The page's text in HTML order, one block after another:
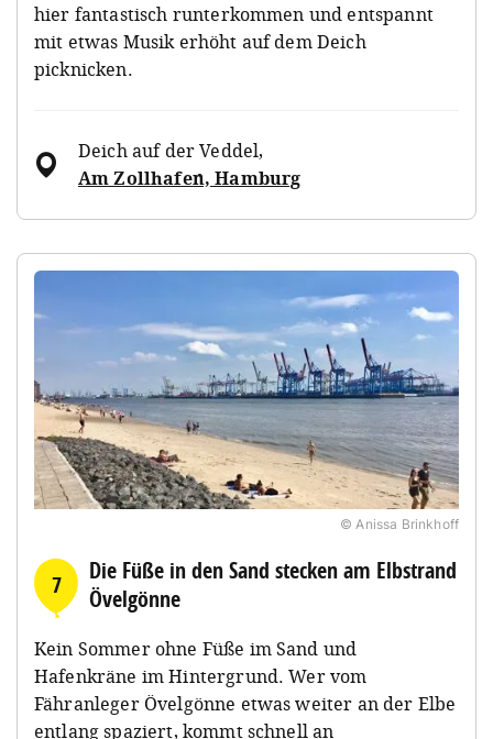
hier fantastisch runterkommen und entspannt
mit etwas Musik erhöht auf dem Deich
picknicken.
Deich auf der Veddel,
Am Zollhafen, Hamburg
© Anissa Brinkhoff
7
Die Füße in den Sand stecken am Elbstrand
Övelgönne
Kein Sommer ohne Füße im Sand und
Hafenkräne im Hintergrund. Wer vom
Fähranleger Övelgönne etwas weiter an der Elbe
entlang spaziert, kommt schnell an